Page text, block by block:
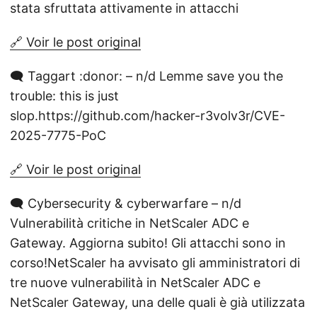
stata sfruttata attivamente in attacchi
🔗 Voir le post original
🗨️ Taggart :donor: – n/d Lemme save you the
trouble: this is just
slop.https://github.com/hacker-r3volv3r/CVE-
2025-7775-PoC
🔗 Voir le post original
🗨️ Cybersecurity & cyberwarfare – n/d
Vulnerabilità critiche in NetScaler ADC e
Gateway. Aggiorna subito! Gli attacchi sono in
corso!NetScaler ha avvisato gli amministratori di
tre nuove vulnerabilità in NetScaler ADC e
NetScaler Gateway, una delle quali è già utilizzata